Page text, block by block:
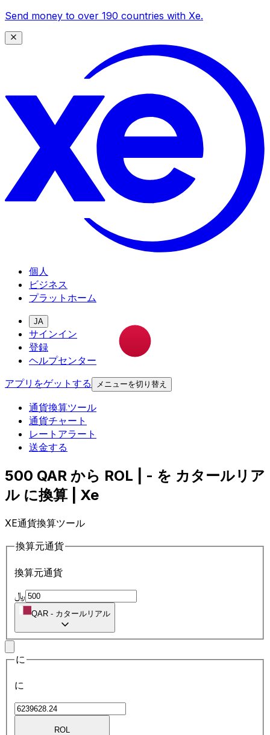
Send money to over 190 countries with Xe.
個人
ビジネス
プラットホーム
JA
サインイン
登録
ヘルプセンター
アプリをゲットする
メニューを切り替え
通貨換算ツール
通貨チャート
レートアラート
送金する
500 QAR から ROL | - を カタールリア
ル に換算 | Xe
XE通貨換算ツール
換算元通貨
換算元通貨
﷼
QAR - カタールリアル
に
に
ROL